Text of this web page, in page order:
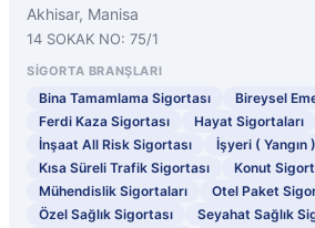
Akhisar, Manisa
14 SOKAK NO: 75/1
SIGORTA BRANŞLARI
Bina Tamamlama Sigortası Bireysel
Ferdi Kaza Sigortası
Hayat Sigortaları
İnşaat All Risk Sigortası
İşyeri ( Yangın
Kısa Süreli Trafik Sigortası
Konut
Mühendislik Sigortaları
Otel Paket
Özel Sağlık Sigortası
Seyahat Sağlık